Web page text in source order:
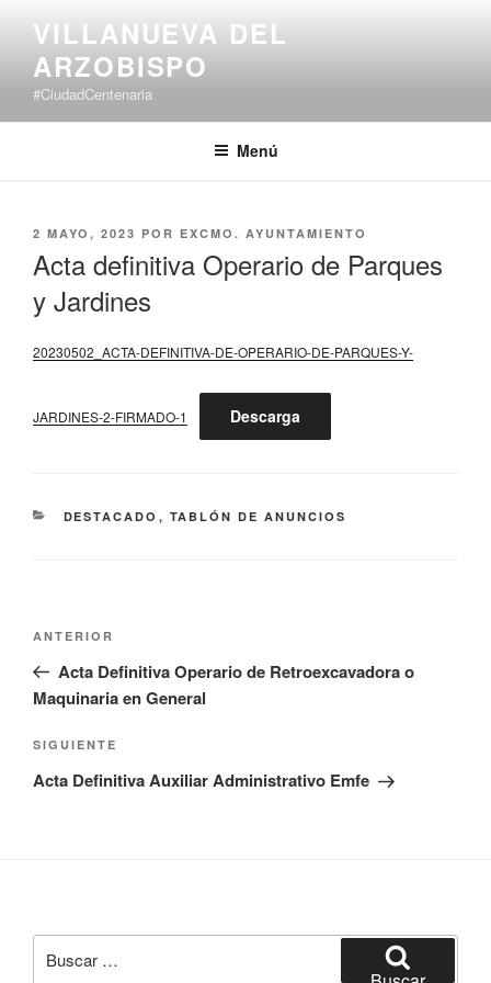
contenido
VILLANUEVA DEL
ARZOBISPO
#CiudadCentenaria
Menú
PUBLICADO
2 MAYO, 2023 POR EXCMO. AYUNTAMIENTO
Acta definitiva Operario de Parques
y Jardines
20230502_ACTA-DEFINITIVA-DE-OPERARIO-DE-PARQUES-Y-
JARDINES-2-FIRMADO-1 Descarga
CATEGORÍAS
DESTACADO , TABLÓN DE ANUNCIOS
Navegación
entradas
Entrada
anterior:
ANTERIOR
Acta Definitiva Operario de Retroexcavadora o
Maquinaria en General
Siguiente
entrada
SIGUIENTE
Acta Definitiva Auxiliar Administrativo Emfe
por: